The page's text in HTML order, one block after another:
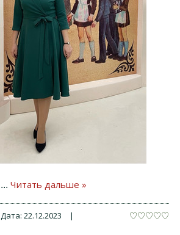
... Читать дальше »
Дата: 22.12.2023 |